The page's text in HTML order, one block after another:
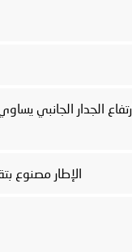
الإطار مصنوع